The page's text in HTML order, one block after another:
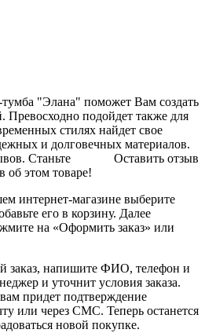
"Элана" поможет Вам создать
Превосходно подойдет также для
стилях найдет свое
и долговечных материалов.
Оставить отзыв
Станьте
об этом товаре!
интернет-магазине выберите
его в корзину. Далее
на «Оформить заказ» или
заказ, напишите ФИО, телефон и
и уточнит условия заказа.
придет подтверждение
или через СМС. Теперь останется
новой покупке.